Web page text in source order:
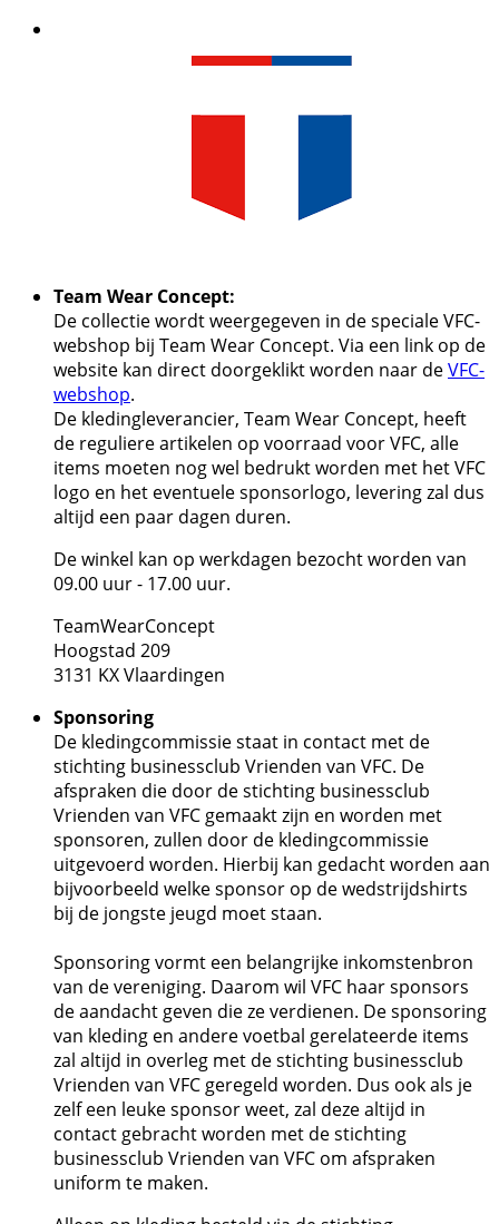
Team Wear Concept:
De collectie wordt weergegeven in de speciale VFC-
webshop bij Team Wear Concept. Via een link op de
website kan direct doorgeklikt worden naar deVFC-
webshop.
De kledingleverancier, Team Wear Concept, heeft
de reguliere artikelen op voorraad voor VFC, alle
items moeten nog wel bedrukt worden met het VFC
logo en het eventuele sponsorlogo, levering zal dus
altijd een paar dagen duren.
De winkel kan op werkdagen bezocht worden van
09.00 uur - 17.00 uur.
TeamWearConcept
Hoogstad 209
3131 KX Vlaardingen
Sponsoring
De kledingcommissie staat in contact met de
stichting businessclub Vrienden van VFC. De
afspraken die door de stichting businessclub
Vrienden van VFC gemaakt zijn en worden met
sponsoren, zullen door de kledingcommissie
uitgevoerd worden. Hierbij kan gedacht worden aan
bijvoorbeeld welke sponsor op de wedstrijdshirts
bij de jongste jeugd moet staan.
Sponsoring vormt een belangrijke inkomstenbron
van de vereniging. Daarom wil VFC haar sponsors
de aandacht geven die ze verdienen. De sponsoring
van kleding en andere voetbal gerelateerde items
zal altijd in overleg met de stichting businessclub
Vrienden van VFC geregeld worden. Dus ook als je
zelf een leuke sponsor weet, zal deze altijd in
contact gebracht worden met de stichting
businessclub Vrienden van VFC om afspraken
uniform te maken.